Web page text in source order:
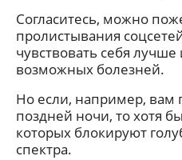
Согласитесь, можно
пролистывания
чувствовать себя
возможных болезней.
Но если, например, вам
поздней ночи, то хотя
которых блокируют
спектра.